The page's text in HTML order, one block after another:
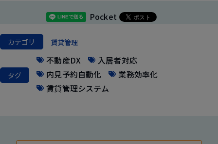
Pocket
カテゴリ 賃貸管理
タグ
不動産DX
入居者対応
内見予約自動化
業務効率化
賃貸管理システム